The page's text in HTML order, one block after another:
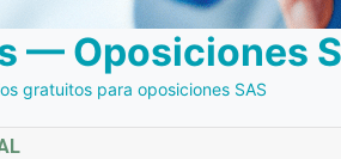
— Oposiciones
gratuitos para oposiciones SAS